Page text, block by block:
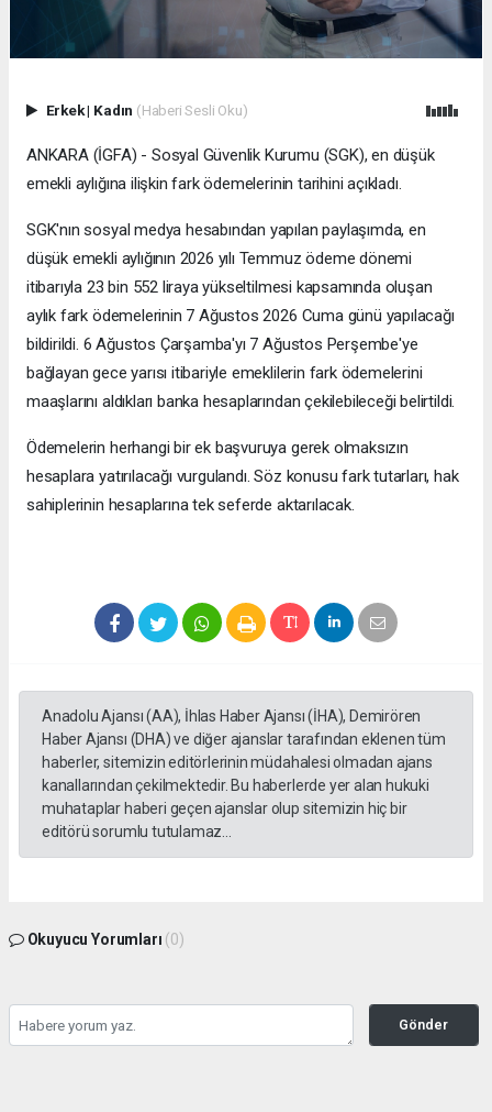
Erkek| Kadın (Haberi Sesli Oku)
ANKARA (İGFA) - Sosyal Güvenlik Kurumu (SGK), en düşük
emekli aylığına ilişkin fark ödemelerinin tarihini açıkladı.
SGK'nın sosyal medya hesabından yapılan paylaşımda, en
düşük emekli aylığının 2026 yılı Temmuz ödeme dönemi
itibarıyla 23 bin 552 liraya yükseltilmesi kapsamında oluşan
aylık fark ödemelerinin 7 Ağustos 2026 Cuma günü yapılacağı
bildirildi. 6 Ağustos Çarşamba'yı 7 Ağustos Perşembe'ye
bağlayan gece yarısı itibariyle emeklilerin fark ödemelerini
maaşlarını aldıkları banka hesaplarından çekilebileceği belirtildi.
Ödemelerin herhangi bir ek başvuruya gerek olmaksızın
hesaplara yatırılacağı vurgulandı. Söz konusu fark tutarları, hak
sahiplerinin hesaplarına tek seferde aktarılacak.
Anadolu Ajansı (AA), İhlas Haber Ajansı (İHA), Demirören
Haber Ajansı (DHA) ve diğer ajanslar tarafından eklenen tüm
haberler, sitemizin editörlerinin müdahalesi olmadan ajans
kanallarından çekilmektedir. Bu haberlerde yer alan hukuki
muhataplar haberi geçen ajanslar olup sitemizin hiç bir
editörü sorumlu tutulamaz...
Okuyucu Yorumları (0)
Gönder